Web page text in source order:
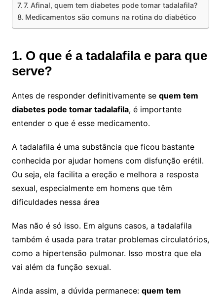
7. Afinal, quem tem diabetes pode tomar tadalafila?
Medicamentos são comuns na rotina do diabético
1. O que é a tadalafila e para que
serve?
Antes de responder definitivamente se quem tem
diabetes pode tomar tadalafila, é importante
entender o que é esse medicamento.
A tadalafila é uma substância que ficou bastante
conhecida por ajudar homens com disfunção erétil.
Ou seja, ela facilita a ereção e melhora a resposta
sexual, especialmente em homens que têm
dificuldades nessa área
Mas não é só isso. Em alguns casos, a tadalafila
também é usada para tratar problemas circulatórios,
como a hipertensão pulmonar. Isso mostra que ela
vai além da função sexual.
Ainda assim, a dúvida permanece: quem tem